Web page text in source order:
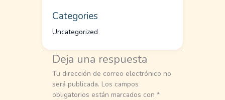
Categories
Uncategorized
Deja una respuesta
Tu dirección de correo electrónico no
será publicada. Los campos
obligatorios están marcados con *